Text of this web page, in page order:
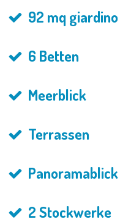
92 mq giardino
6 Betten
Meerblick
Terrassen
Panoramablick
2 Stockwerke